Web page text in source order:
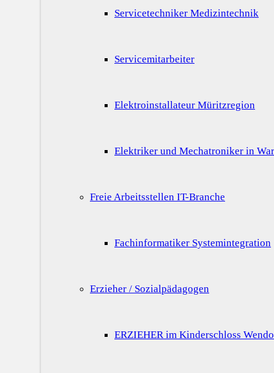
Servicetechniker Medizintechnik
Servicemitarbeiter
Elektroinstallateur Müritzregion
Elektriker und Mechatroniker in
Freie Arbeitsstellen IT-Branche
Fachinformatiker Systemintegration
Erzieher / Sozialpädagogen
ERZIEHER im Kinderschloss